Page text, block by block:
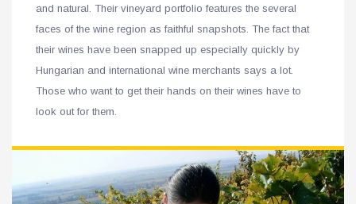
and natural. Their vineyard portfolio features the several
faces of the wine region as faithful snapshots. The fact that
their wines have been snapped up especially quickly by
Hungarian and international wine merchants says a lot.
Those who want to get their hands on their wines have to
look out for them.